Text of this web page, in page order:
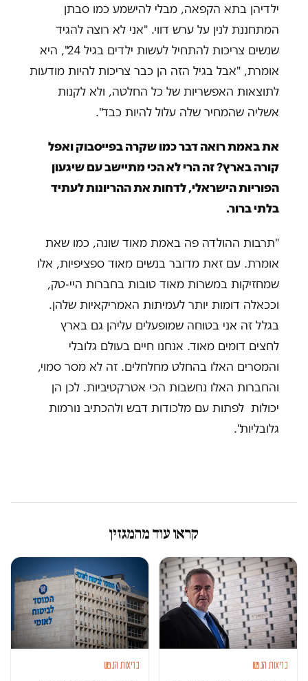
ילדיהן בתא הקפאה, מבלי להישמע כמו סבתן
המתחננת לנין על ערש דווי. "אני לא רוצה להגיד
שנשים צריכות להתחיל לעשות ילדים בגיל 24", היא
אומרת, "אבל בגיל הזה הן כבר צריכות להיות מודעות
לתוצאות האפשריות של כל החלטה, ולא לקנות
אשליה שהמחיר שלה עלול להיות כבד".
את באמת רואה דבר כמו שקרה בפייסבוק ואפל
קורה בארץ? זה הרי לא הכי מתיישב עם שיגעון
הפוריות הישראלי, לדחות את ההריונות לעתיד
בלתי ברור.
"תרבות ההולדה פה באמת מאוד שונה, כמו שאת
אומרת. עם זאת מדובר בנשים מאוד ספציפיות, אלו
שמחזיקות במשרות מאוד טובות בחברות היי-טק,
וככאלה דומות יותר לעמיתות האמריקאיות שלהן.
בגלל זה אני בטוחה שמופעלים עליהן גם בארץ
לחצים דומים מאוד. אנחנו חיים בעולם גלובלי
והמסרים האלו בהחלט מחלחלים. זה לא מסר סמוי,
והחברות האלו נחשבות הכי אטרקטיביות. לכן הן
יכולות לפתות עם מלכודות דבש ולהכתיב נורמות
גלובליות".
קראו עוד מהמגזין
בריאות הנפש בריאות הנפש